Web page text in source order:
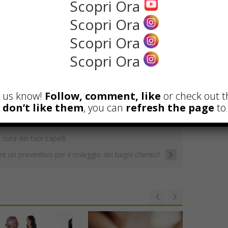
comunque la certezza di utilizzare dei
aiuteranno ad ottenere una capigliatura
i giorni.
m
ai
l
m
ai
l
o
p
y
Li
n
C
o
n
di
vi
di
dei tuoi capelli
un preventivo per il noleggio dei bagni chimici?
Scopri Ora
Scopri Ora
Scopri Ora
Scopri Ora
know! Follow, comment, like or check out
like them, you can refresh the page to